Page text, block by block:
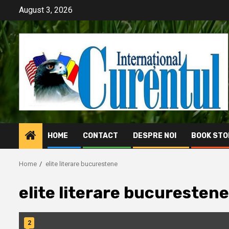
content
August 3, 2026
HOME CONTACT DESPRE NOI BOOK
Home elite literare bucurestene
elite literare bucurestene
2